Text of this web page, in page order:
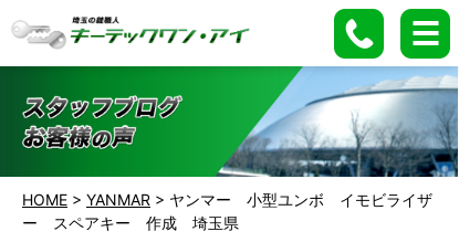
HOME > YANMAR > ヤンマー 小型ユンボ イモビライザ
ー スペアキー 作成 埼玉県